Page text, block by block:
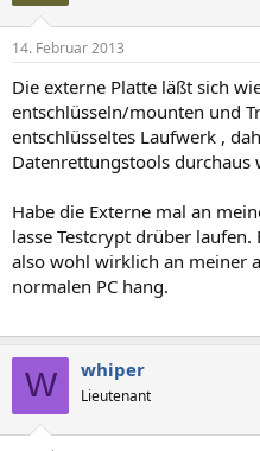
14. Februar 2013
Die externe Platte läßt sich
entschlüsseln/mounten und
entschlüsseltes Laufwerk ,
Datenrettungstools durchaus
Habe die Externe mal an
lasse Testcrypt drüber
also wohl wirklich an meiner
normalen PC hang.
W whiper
Lieutenant